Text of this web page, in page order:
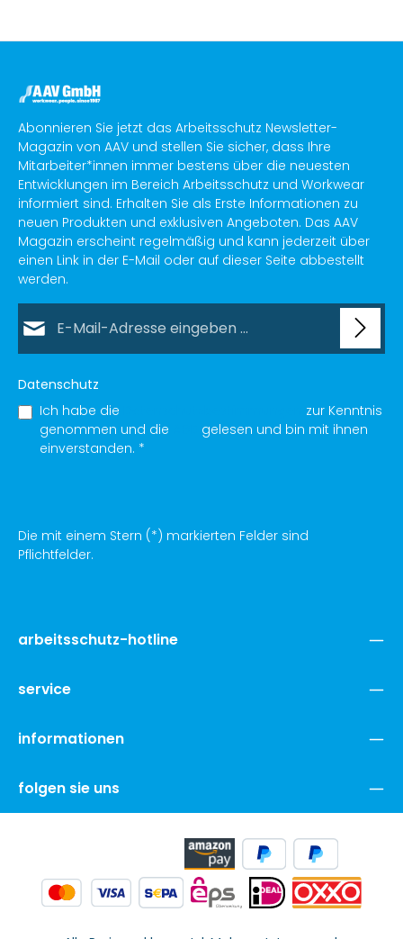
Abonnieren Sie jetzt das Arbeitsschutz Newsletter-
Magazin von AAV und stellen Sie sicher, dass Ihre
Mitarbeiter*innen immer bestens über die neuesten
Entwicklungen im Bereich Arbeitsschutz und Workwear
informiert sind. Erhalten Sie als Erste Informationen zu
neuen Produkten und exklusiven Angeboten. Das AAV
Magazin erscheint regelmäßig und kann jederzeit über
einen Link in der E-Mail oder auf dieser Seite abbestellt
werden.
Datenschutz
Ich habe die
zur Kenntnis
genommen und die
gelesen und bin mit ihnen
einverstanden. *
Die mit einem Stern (*) markierten Felder sind
Pflichtfelder.
arbeitsschutz-hotline
service
informationen
folgen sie uns